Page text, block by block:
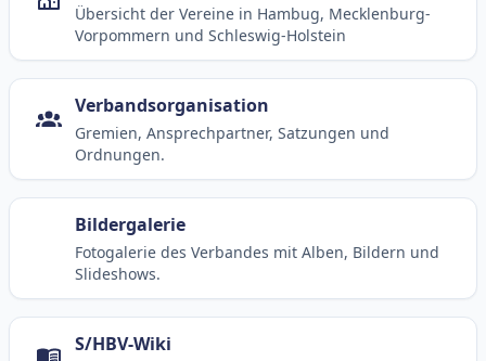
Übersicht der Vereine in Hambug, Mecklenburg-
Vorpommern und Schleswig-Holstein
Verbandsorganisation
Gremien, Ansprechpartner, Satzungen und
Ordnungen.
Bildergalerie
Fotogalerie des Verbandes mit Alben, Bildern und
Slideshows.
S/HBV-Wiki